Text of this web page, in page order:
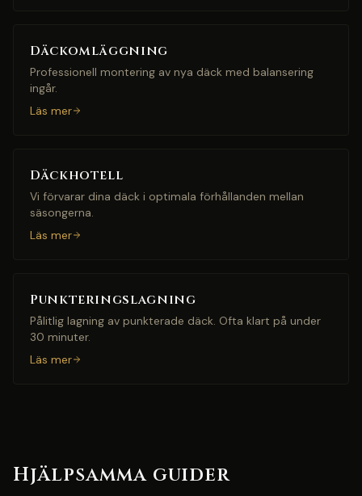
Däckomläggning
Professionell montering av nya däck med balansering
ingår.
Läs mer
Däckhotell
Vi förvarar dina däck i optimala förhållanden mellan
säsongerna.
Läs mer
Punkteringslagning
Pålitlig lagning av punkterade däck. Ofta klart på under
30 minuter.
Läs mer
Hjälpsamma guider